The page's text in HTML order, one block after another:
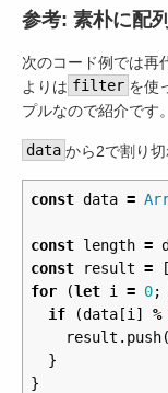
参考: 素朴に配
次のコード例では再
よりは filter を使
プルなので紹介です。
data から2で割り
const data =
const length =
const
result =
for
(let i = 0;
if
(data[i ] %
result . push(
}
}